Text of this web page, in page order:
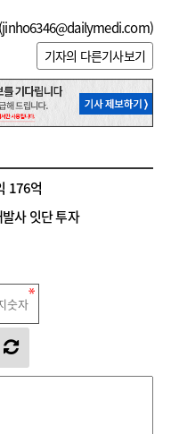
jinho6346@dailymedi.com)
기자의 다른기사보기
176억
사 잇단 투자